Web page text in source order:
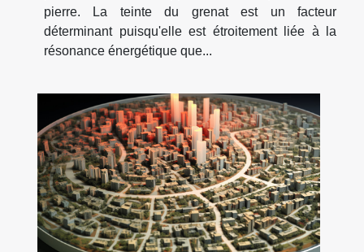
pierre. La teinte du grenat est un facteur
déterminant puisqu'elle est étroitement liée à la
résonance énergétique que...